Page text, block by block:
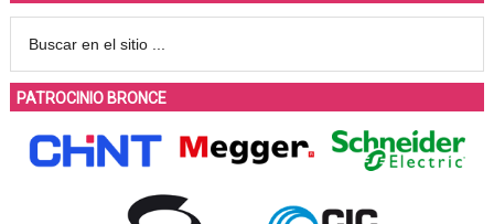
PATROCINIO BRONCE